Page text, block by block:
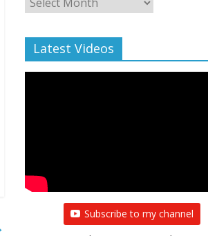
Archive
Latest Videos
Subscribe to my channel